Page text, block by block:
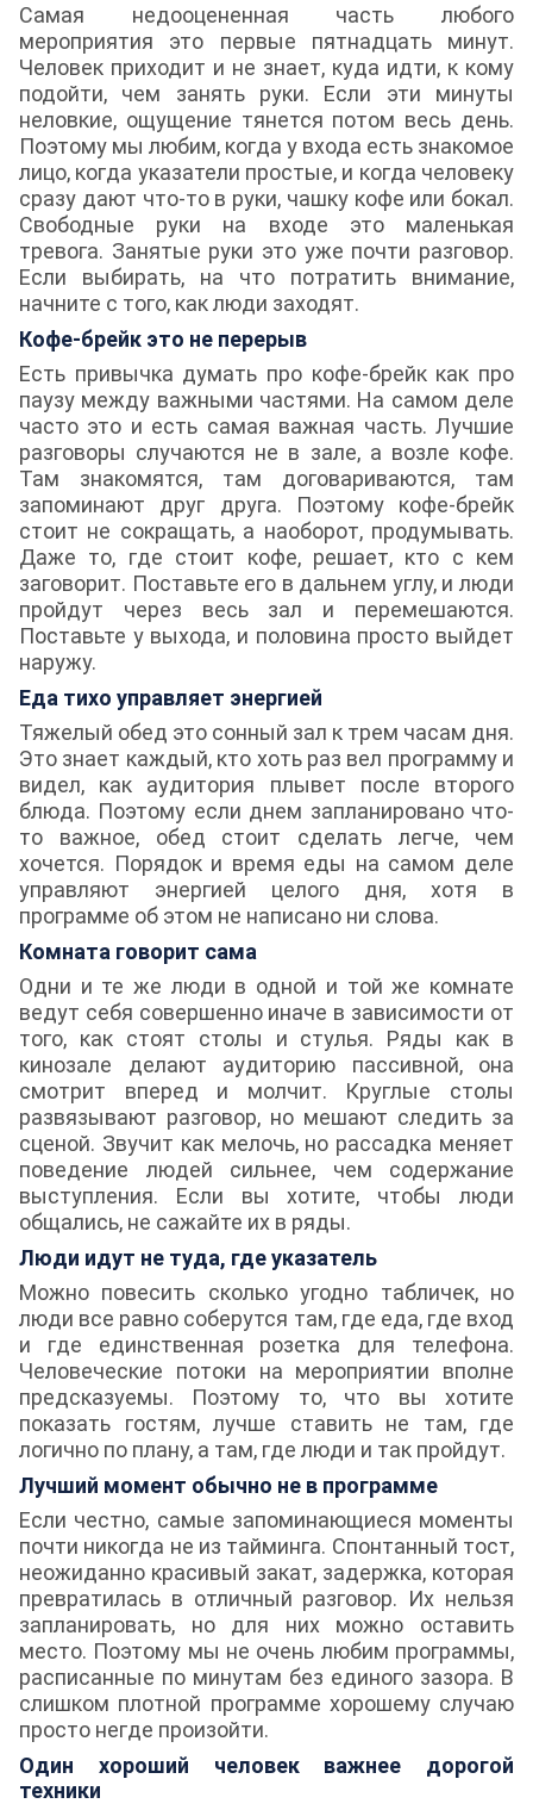
Самая недооцененная часть любого
мероприятия это первые пятнадцать минут.
Человек приходит и не знает, куда идти, к кому
подойти, чем занять руки. Если эти минуты
неловкие, ощущение тянется потом весь день.
Поэтому мы любим, когда у входа есть знакомое
лицо, когда указатели простые, и когда человеку
сразу дают что-то в руки, чашку кофе или бокал.
Свободные руки на входе это маленькая
тревога. Занятые руки это уже почти разговор.
Если выбирать, на что потратить внимание,
начните с того, как люди заходят.
Кофе-брейк это не перерыв
Есть привычка думать про кофе-брейк как про
паузу между важными частями. На самом деле
часто это и есть самая важная часть. Лучшие
разговоры случаются не в зале, а возле кофе.
Там знакомятся, там договариваются, там
запоминают друг друга. Поэтому кофе-брейк
стоит не сокращать, а наоборот, продумывать.
Даже то, где стоит кофе, решает, кто с кем
заговорит. Поставьте его в дальнем углу, и люди
пройдут через весь зал и перемешаются.
Поставьте у выхода, и половина просто выйдет
наружу.
Еда тихо управляет энергией
Тяжелый обед это сонный зал к трем часам дня.
Это знает каждый, кто хоть раз вел программу и
видел, как аудитория плывет после второго
блюда. Поэтому если днем запланировано что-
то важное, обед стоит сделать легче, чем
хочется. Порядок и время еды на самом деле
управляют энергией целого дня, хотя в
программе об этом не написано ни слова.
Комната говорит сама
Одни и те же люди в одной и той же комнате
ведут себя совершенно иначе в зависимости от
того, как стоят столы и стулья. Ряды как в
кинозале делают аудиторию пассивной, она
смотрит вперед и молчит. Круглые столы
развязывают разговор, но мешают следить за
сценой. Звучит как мелочь, но рассадка меняет
поведение людей сильнее, чем содержание
выступления. Если вы хотите, чтобы люди
общались, не сажайте их в ряды.
Люди идут не туда, где указатель
Можно повесить сколько угодно табличек, но
люди все равно соберутся там, где еда, где вход
и где единственная розетка для телефона.
Человеческие потоки на мероприятии вполне
предсказуемы. Поэтому то, что вы хотите
показать гостям, лучше ставить не там, где
логично по плану, а там, где люди и так пройдут.
Лучший момент обычно не в программе
Если честно, самые запоминающиеся моменты
почти никогда не из тайминга. Спонтанный тост,
неожиданно красивый закат, задержка, которая
превратилась в отличный разговор. Их нельзя
запланировать, но для них можно оставить
место. Поэтому мы не очень любим программы,
расписанные по минутам без единого зазора. В
слишком плотной программе хорошему случаю
просто негде произойти.
Один хороший человек важнее дорогой
техники